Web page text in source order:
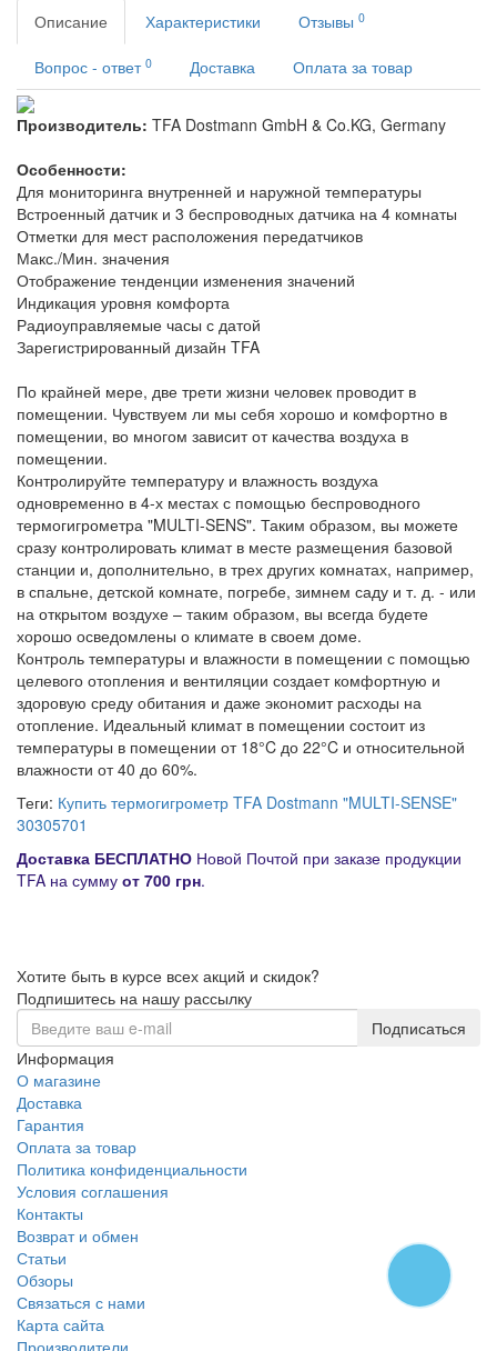
Описание
Характеристики Отзывы 0
Вопрос - ответ 0 Доставка Оплата за товар
Производитель: TFA Dostmann GmbH & Co.KG, Germany
Особенности:
Для мониторинга внутренней и наружной температуры
Встроенный датчик и 3 беспроводных датчика на 4 комнаты
Отметки для мест расположения передатчиков
Макс./Мин. значения
Отображение тенденции изменения значений
Индикация уровня комфорта
Радиоуправляемые часы с датой
Зарегистрированный дизайн TFA
По крайней мере, две трети жизни человек проводит в
помещении. Чувствуем ли мы себя хорошо и комфортно в
помещении, во многом зависит от качества воздуха в
помещении.
Контролируйте температуру и влажность воздуха
одновременно в 4-х местах с помощью беспроводного
термогигрометра "MULTI-SENS". Таким образом, вы можете
сразу контролировать климат в месте размещения базовой
станции и, дополнительно, в трех других комнатах, например,
в спальне, детской комнате, погребе, зимнем саду и т. д. - или
на открытом воздухе – таким образом, вы всегда будете
хорошо осведомлены о климате в своем доме.
Контроль температуры и влажности в помещении с помощью
целевого отопления и вентиляции создает комфортную и
здоровую среду обитания и даже экономит расходы на
отопление. Идеальный климат в помещении состоит из
температуры в помещении от 18°C до 22°C и относительной
влажности от 40 до 60%.
Теги: Купить термогигрометр TFA Dostmann "MULTI-SENSE"
30305701
Доставка БЕСПЛАТНО Новой Почтой при заказе продукции
TFA на сумму от 700 грн.
Хотите быть в курсе всех акций и скидок?
Подпишитесь на нашу рассылку
Подписаться
Информация
О магазине
Доставка
Гарантия
Оплата за товар
Политика конфиденциальности
Условия соглашения
Контакты
Возврат и обмен
Статьи
Обзоры
Связаться с нами
Карта сайта
Производители